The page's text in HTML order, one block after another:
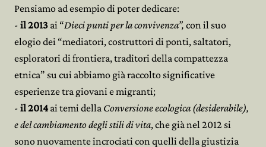
Pensiamo ad esempio di poter dedicare:
- il 2013 ai “Dieci punti per la convivenza”, con il suo
elogio dei “mediatori, costruttori di ponti, saltatori,
esploratori di frontiera, traditori della compattezza
etnica” su cui abbiamo già raccolto significative
esperienze tra giovani e migranti;
- il 2014 ai temi della Conversione ecologica (desiderabile),
e del cambiamento degli stili di vita, che già nel 2012 si
sono nuovamente incrociati con quelli della giustizia